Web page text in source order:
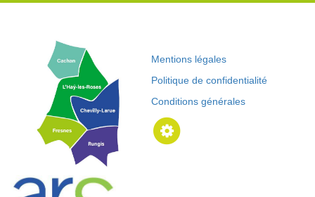
Mentions légales
Politique de confidentialité
Conditions générales